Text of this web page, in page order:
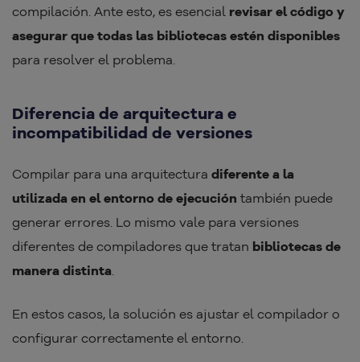
compilación. Ante esto, es esencial revisar el código y
asegurar que todas las bibliotecas estén disponibles
para resolver el problema.
Diferencia de arquitectura e
incompatibilidad de versiones
Compilar para una arquitectura diferente a la
utilizada en el entorno de ejecución también puede
generar errores. Lo mismo vale para versiones
diferentes de compiladores que tratan bibliotecas de
manera distinta.
En estos casos, la solución es ajustar el compilador o
configurar correctamente el entorno.